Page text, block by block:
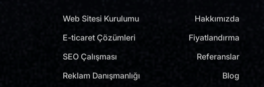
Web Sitesi Kurulumu
E-ticaret Çözümleri
SEO Çalışması
Reklam Danışmanlığı
Hakkımızda
Fiyatlandırma
Referanslar
Blog